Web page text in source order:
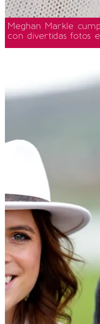
Meghan Markle
con divertidas fotos